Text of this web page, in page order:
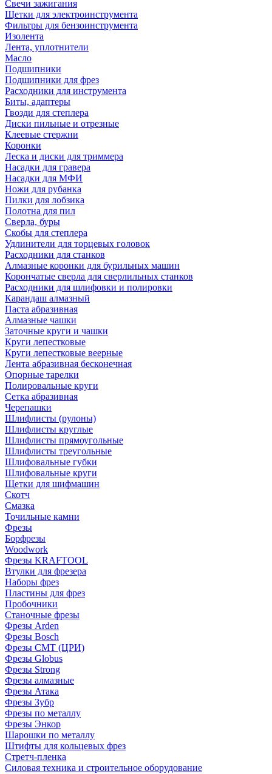
Свечи зажигания
Щетки для электроинструмента
Фильтры для бензоинструмента
Изолента
Лента, уплотнители
Масло
Подшипники
Подшипники для фрез
Расходники для инструмента
Биты, адаптеры
Гвозди для степлера
Диски пильные и отрезные
Клеевые стержни
Коронки
Леска и диски для триммера
Насадки для гравера
Насадки для МФИ
Ножи для рубанка
Пилки для лобзика
Полотна для пил
Сверла, буры
Скобы для степлера
Удлинители для торцевых головок
Расходники для станков
Алмазные коронки для бурильных машин
Корончатые сверла для сверлильных станков
Расходники для шлифовки и полировки
Карандаш алмазный
Паста абразивная
Алмазные чашки
Заточные круги и чашки
Круги лепестковые
Круги лепестковые веерные
Лента абразивная бесконечная
Опорные тарелки
Полировальные круги
Сетка абразивная
Черепашки
Шлифлисты (рулоны)
Шлифлисты круглые
Шлифлисты прямоугольные
Шлифлисты треугольные
Шлифовальные губки
Шлифовальные круги
Щетки для шифмашин
Скотч
Смазка
Точильные камни
Фрезы
Борфрезы
Woodwork
Фрезы KRAFTOOL
Втулки для фрезера
Наборы фрез
Пластины для фрез
Пробочники
Станочные фрезы
Фрезы Arden
Фрезы Bosch
Фрезы CMT (ЦРИ)
Фрезы Globus
Фрезы Strong
Фрезы алмазные
Фрезы Атака
Фрезы Зубр
Фрезы по металлу
Фрезы Энкор
Шарошки по металлу
Штифты для кольцевых фрез
Стретч-пленка
Силовая техника и строительное оборудование